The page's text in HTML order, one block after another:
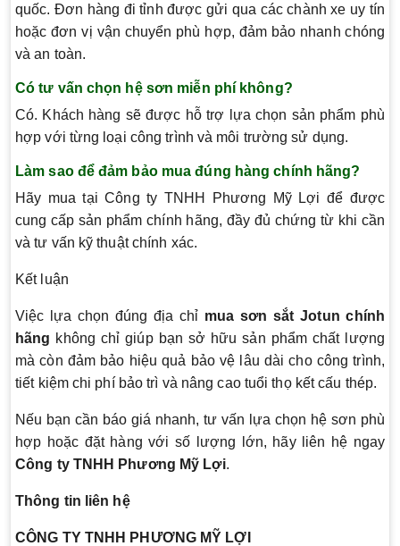
quốc. Đơn hàng đi tỉnh được gửi qua các chành xe uy tín
hoặc đơn vị vận chuyển phù hợp, đảm bảo nhanh chóng
và an toàn.
Có tư vấn chọn hệ sơn miễn phí không?
Có. Khách hàng sẽ được hỗ trợ lựa chọn sản phẩm phù
hợp với từng loại công trình và môi trường sử dụng.
Làm sao để đảm bảo mua đúng hàng chính hãng?
Hãy mua tại Công ty TNHH Phương Mỹ Lợi để được
cung cấp sản phẩm chính hãng, đầy đủ chứng từ khi cần
và tư vấn kỹ thuật chính xác.
Kết luận
Việc lựa chọn đúng địa chỉ mua sơn sắt Jotun chính
hãng không chỉ giúp bạn sở hữu sản phẩm chất lượng
mà còn đảm bảo hiệu quả bảo vệ lâu dài cho công trình,
tiết kiệm chi phí bảo trì và nâng cao tuổi thọ kết cấu thép.
Nếu bạn cần báo giá nhanh, tư vấn lựa chọn hệ sơn phù
hợp hoặc đặt hàng với số lượng lớn, hãy liên hệ ngay
Công ty TNHH Phương Mỹ Lợi.
Thông tin liên hệ
CÔNG TY TNHH PHƯƠNG MỸ LỢI